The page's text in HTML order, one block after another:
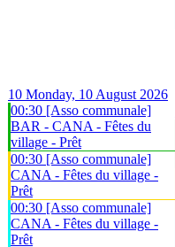
10 Monday, 10 August 2026
00:30 [Asso communale]
BAR - CANA - Fêtes du
village - Prêt
00:30 [Asso communale]
CANA - Fêtes du village -
Prêt
00:30 [Asso communale]
CANA - Fêtes du village -
Prêt